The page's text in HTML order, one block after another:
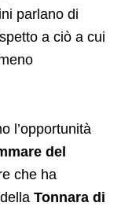
parlano di
a ciò a cui
l’opportunità
del
che ha
Tonnara di